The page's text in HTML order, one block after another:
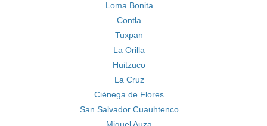
Loma Bonita
Contla
Tuxpan
La Orilla
Huitzuco
La Cruz
Ciénega de Flores
San Salvador Cuauhtenco